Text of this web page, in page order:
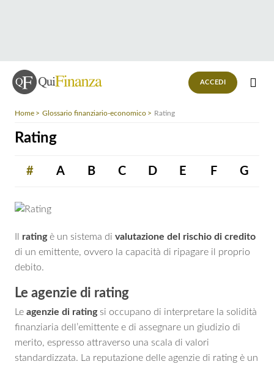
ACCEDI
Home Glossario finanziario-economico Rating
Rating
# A B C D E F G
ratingè un sistema di valutazione del rischio di credito
di un emittente, ovvero la capacità di ripagare il proprio
debito.
Le agenzie di rating
Le agenzie di ratingsi occupano di interpretare la solidità
finanziaria dell’emittente e di assegnare un giudizio di
merito, espresso attraverso una scala di valori
standardizzata. La reputazione delle agenzie di rating è un